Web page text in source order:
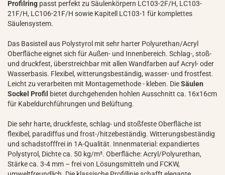
Profilring passt perfekt zu Säulenkörpern LC103-2F/H, LC103-
21F/H, LC106-21F/H sowie Kapitell LC103-1 für komplettes
Säulensystem.
Das Basisteil aus Polystyrol mit sehr harter Polyurethan/Acryl
Oberfläche eignet sich für Außen- und Innenbereich. Schlag-, stoß-
und druckfest, überstreichbar mit allen Wandfarben auf Acryl- oder
Wasserbasis. Flexibel, witterungsbeständig, wasser- und frostfest.
Leicht zu verarbeiten mit Montagemethode - kleben. DieSäulen
Sockel Profil
bietet durchgehenden hohlen Ausschnitt ca. 16x16cm
für Kabeldurchführungen und Belüftung.
Die sehr harte, druckfeste, schlag- und stoßfeste Oberfläche ist
flexibel, paradiffus und frost-/hitzebeständig. Witterungsbeständig
und schadstofffrei in 1A-Qualität. Innenmaterial: expandiertes
Polystyrol, Dichte ca. 50 kg/m³. Oberfläche: Acryl/Polyurethan,
Stärke ca. 3-4 mm – frei von Lösungsmitteln und FCKW,